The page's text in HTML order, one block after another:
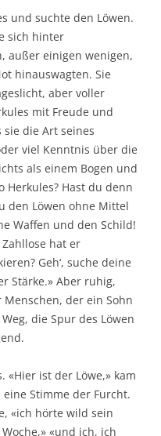
und suchte den Löwen.
sich hinter
außer einigen wenigen,
hinauswagten. Sie
aber voller
mit Freude und
die Art seines
viel Kenntnis über die
als einem Bogen und
Herkules? Hast du denn
den Löwen ohne Mittel
Waffen und den Schild!
hat er
Geh‘, suche deine
Stärke.» Aber ruhig,
der ein Sohn
die Spur des Löwen
«Hier ist der Löwe,» kam
Stimme der Furcht.
«ich hörte wild sein
«und ich, ich